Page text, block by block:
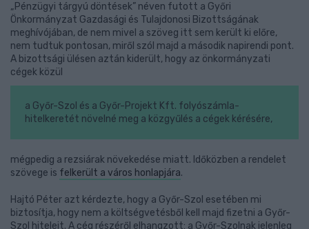
„Pénzügyi tárgyú döntések” néven futott a Győri
Önkormányzat Gazdasági és Tulajdonosi Bizottságának
meghívójában, de nem mivel a szöveg itt sem került ki előre,
nem tudtuk pontosan, miről szól majd a második napirendi pont.
A bizottsági ülésen aztán kiderült, hogy az önkormányzati
cégek közül
a Győr-Szol és a Győr-Projekt Kft. folyószámla-
hitelkeretét növelné meg a közgyűlés a cégek kérésére,
mégpedig a rezsiárak növekedése miatt. Időközben a rendelet
szövege is felkerült a város honlapjára.
Hajtó Péter azt kérdezte, hogy a Győr-Szol esetében mi
biztosítja, hogy nem a költségvetésből kell majd fizetni a Győr-
Szol hiteleit. A cég részéről elhangzott: a Győr-Szolnak jelenleg